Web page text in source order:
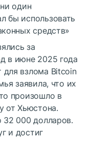
один
бы использовать
средств»
за
в июне 2025 года
для взлома Bitcoin
заявила, что их
произошло в
от Хьюстона.
32 000 долларов.
и достиг